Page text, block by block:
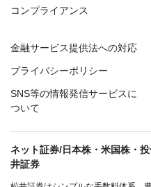
コンプライアンス
金融サービス提供法への対応
プライバシーポリシー
SNS等の情報発信サービスに
ついて
ネット証券/日本株・米国株・
井証券